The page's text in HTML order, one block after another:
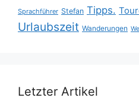
Sprachführer Stefan Tipps.
Urlaubszeit Wanderungen
Letzter Artikel